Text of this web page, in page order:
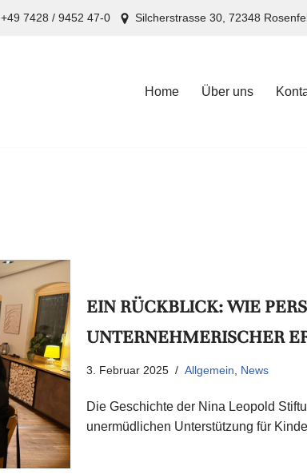
+49 7428 / 9452 47-0 Silcherstrasse 30, 72348
Home Über uns
EIN RÜCKBLICK: WIE
UNTERNEHMERISCHER
3. Februar 2025 Allgemein News
Die Geschichte der Nina Leopold
unermüdlichen Unterstützung für